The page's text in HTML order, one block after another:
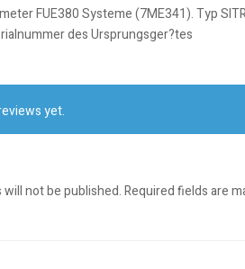
FUE380 Systeme (7ME341). Typ
des Ursprungsger?tes
yet.
not be published.Required fields are